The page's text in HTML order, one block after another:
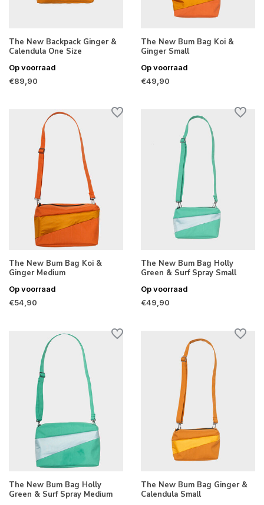
The New Backpack Ginger &
Calendula One Size
Op voorraad
€89,90
The New Bum Bag Koi &
Ginger Small
Op voorraad
€49,90
The New Bum Bag Koi &
Ginger Medium
Op voorraad
€54,90
The New Bum Bag Holly
Green & Surf Spray Small
Op voorraad
€49,90
The New Bum Bag Holly
Green & Surf Spray Medium
The New Bum Bag Ginger &
Calendula Small